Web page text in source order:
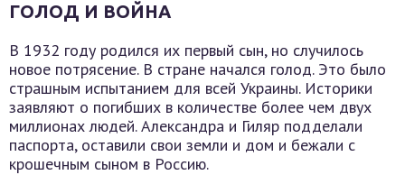
ГОЛОД И ВОЙНА
В 1932 году родился их первый сын, но случилось
новое потрясение. В стране начался голод. Это было
страшным испытанием для всей Украины. Историки
заявляют о погибших в количестве более чем двух
миллионах людей. Александра и Гиляр подделали
паспорта, оставили свои земли и дом и бежали с
крошечным сыном в Россию.